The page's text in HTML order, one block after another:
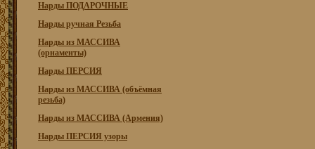
Нарды ПОДАРОЧНЫЕ
Нарды ручная Резьба
Нарды из МАССИВА
(орнаменты)
Нарды ПЕРСИЯ
Нарды из МАССИВА (объёмная
резьба)
Нарды из МАССИВА (Армения)
Нарды ПЕРСИЯ узоры